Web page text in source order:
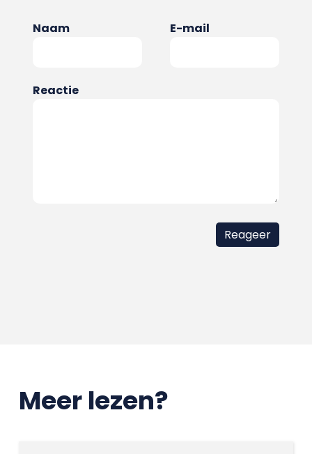
Naam E-mail
Reactie
Meer lezen?